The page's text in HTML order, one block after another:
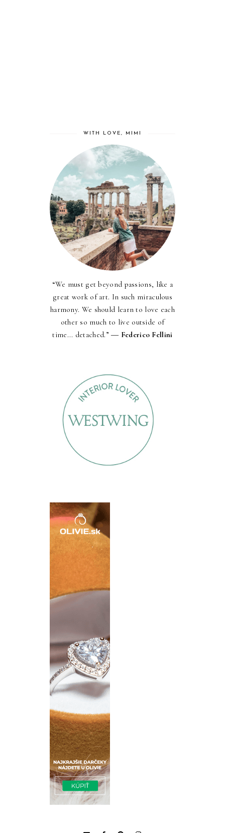
WITH LOVE, MIMI
“We must get beyond passions, like a
great work of art. In such miraculous
harmony. We should learn to love each
other so much to live outside of
time... detached.” ― Federico Fellini